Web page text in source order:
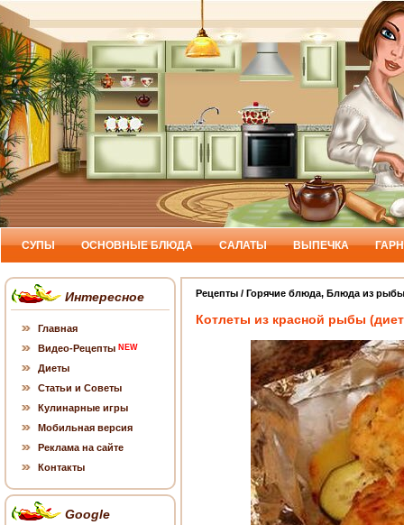
СУПЫ ОСНОВНЫЕ БЛЮДА САЛАТЫ ВЫПЕЧКА
Рецепты / Горячие блюда, Блюда из рыбы
Котлеты из красной рыбы
Интересное
Главная
Видео-Рецепты NEW
Диеты
Статьи и Советы
Кулинарные игры
Мобильная версия
Реклама на сайте
Контакты
Google